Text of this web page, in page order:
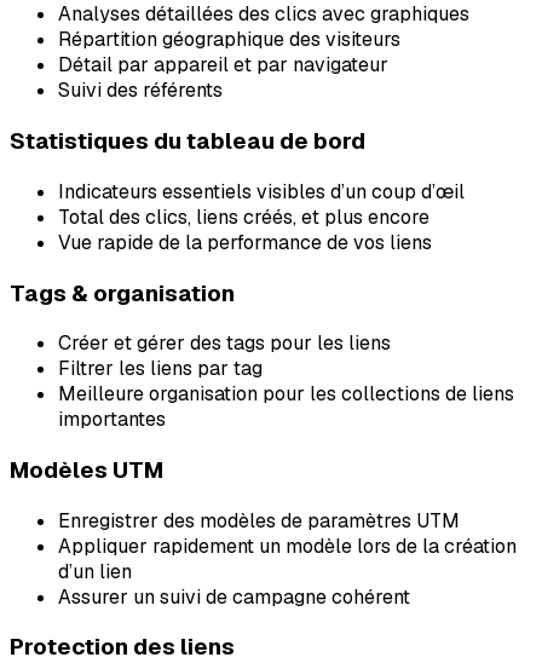
Analyses détaillées des clics avec graphiques
Répartition géographique des visiteurs
Détail par appareil et par navigateur
Suivi des référents
Statistiques du tableau de bord
Indicateurs essentiels visibles d’un coup d’œil
Total des clics, liens créés, et plus encore
Vue rapide de la performance de vos liens
Tags & organisation
Créer et gérer des tags pour les liens
Filtrer les liens par tag
Meilleure organisation pour les collections de liens
importantes
Modèles UTM
Enregistrer des modèles de paramètres UTM
Appliquer rapidement un modèle lors de la création
d’un lien
Assurer un suivi de campagne cohérent
Protection des liens